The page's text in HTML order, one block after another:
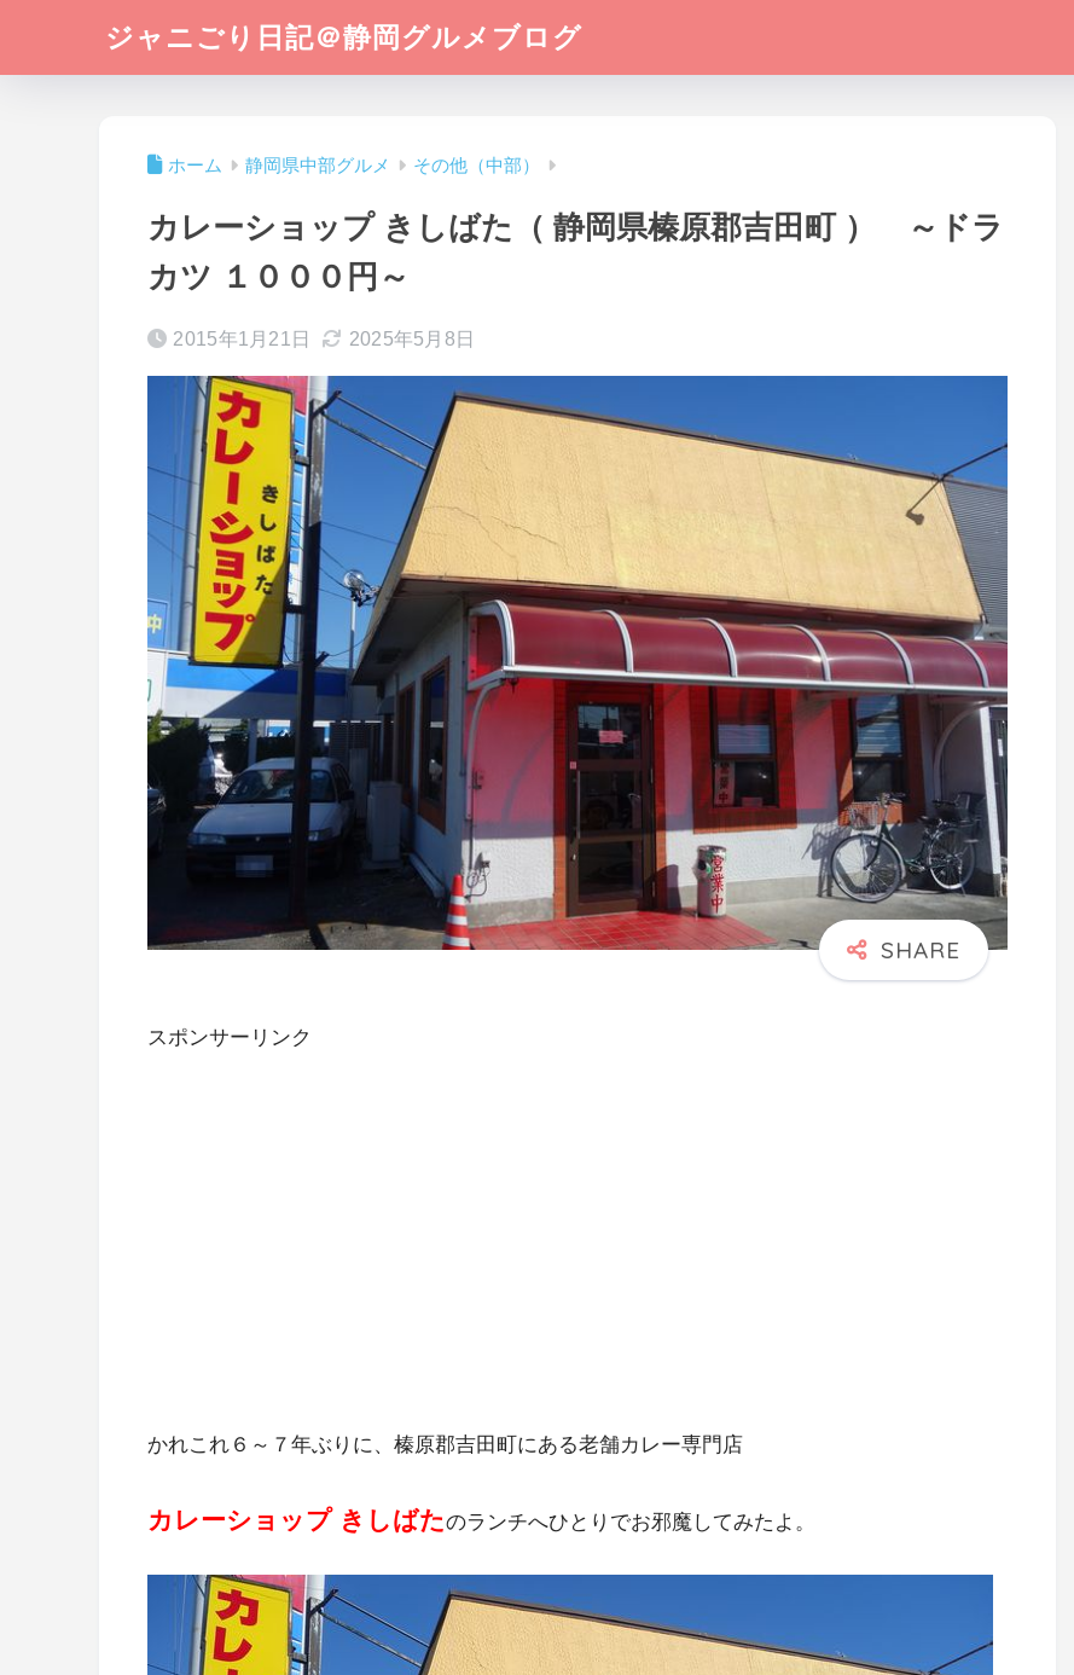
ジャニごり日記＠静岡グルメブログ
ホーム 静岡県中部グルメ その他（中部）
カレーショップ きしばた（ 静岡県榛原郡吉田町 ） ～ドラ
カツ １０００円～
2015年1月21日 2025年5月8日
スポンサーリンク
かれこれ６～７年ぶりに、榛原郡吉田町にある老舗カレー専門店
カレーショップ きしばたのランチへひとりでお邪魔してみたよ。